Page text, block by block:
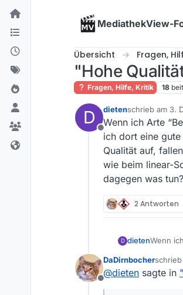
Skip to content
MediathekView-
Übersicht Fragen,
"Hohe
Fragen, Hilfe, Kritik 18
D
Offline
dietenschrieb am 3.
zuletzt editiert
Wenn ich Arte
ich dort eine
Qualität auf,
wie beim linear-
dagegen was
2 Antworten
D dietenWenn
mir
sondern
Offline
DaDirnbocherschrieb
zuletzt
@dieten sagte in